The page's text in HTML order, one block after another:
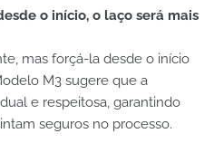
o início, o laço será mais
mas forçá-la desde o início
M3 sugere que a
e respeitosa, garantindo
seguros no processo.